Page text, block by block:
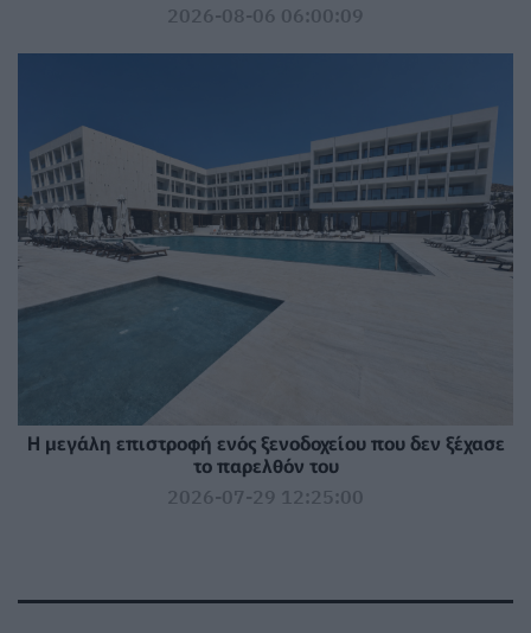
2026-08-06 06:00:09
Η μεγάλη επιστροφή ενός ξενοδοχείου που δεν ξέχασε
το παρελθόν του
2026-07-29 12:25:00